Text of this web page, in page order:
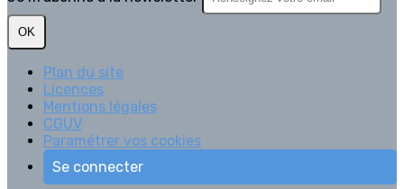
OK
Plan du site
Licences
Mentions légales
CGUV
Paramétrer vos cookies
Se connecter